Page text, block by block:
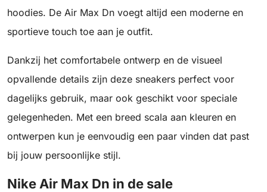
hoodies. De Air Max Dn voegt altijd een moderne en
sportieve touch toe aan je outfit.
Dankzij het comfortabele ontwerp en de visueel
opvallende details zijn deze sneakers perfect voor
dagelijks gebruik, maar ook geschikt voor speciale
gelegenheden. Met een breed scala aan kleuren en
ontwerpen kun je eenvoudig een paar vinden dat past
bij jouw persoonlijke stijl.
Nike Air Max Dn in de sale